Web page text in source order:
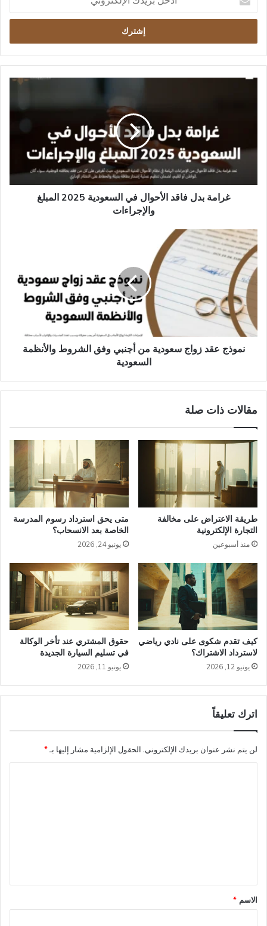
بريدك
الإلكتروني
غرامة
السعودية
2025
والإجراءات
غرامة بدل فاقد الأحوال في السعودية 2025 المبلغ
والإجراءات
نموذج
عقد
زواج
سعودية
من
أجنبي
وفق
الشروط
والأنظمة
السعودية
نموذج عقد زواج سعودية من أجنبي وفق الشروط والأنظمة
السعودية
مقالات ذات صلة
طريقة الاعتراض على مخالفة
التجارة الإلكترونية
منذ أسبوعين
متى يحق استرداد رسوم المدرسة
الخاصة بعد الانسحاب؟
يونيو 24, 2026
كيف تقدم شكوى على نادي رياضي
لاسترداد الاشتراك؟
يونيو 12, 2026
حقوق المشتري عند تأخر الوكالة
في تسليم السيارة الجديدة
يونيو 11, 2026
اترك تعليقاً
لن يتم نشر عنوان بريدك الإلكتروني. الحقول الإلزامية مشار إليها بـ*
*
الاسم *